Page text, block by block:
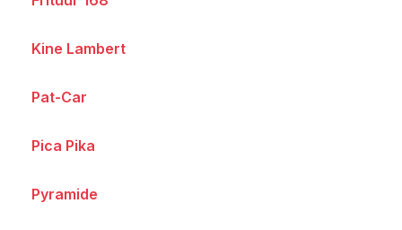
Kine Lambert
Pat-Car
Pica Pika
Pyramide